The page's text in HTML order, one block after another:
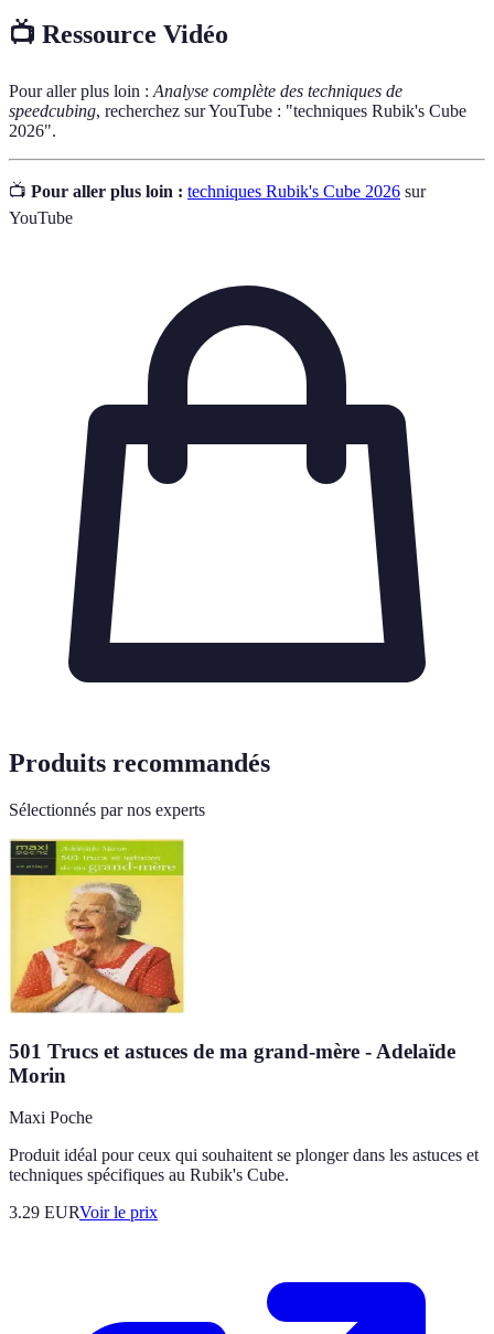
📺 Ressource Vidéo
Pour aller plus loin : Analyse complète des techniques de
speedcubing, recherchez sur YouTube : "techniques Rubik's Cube
2026".
📺 Pour aller plus loin : techniques Rubik's Cube 2026 sur
YouTube
Produits recommandés
Sélectionnés par nos experts
501 Trucs et astuces de ma grand-mère - Adelaïde
Morin
Maxi Poche
Produit idéal pour ceux qui souhaitent se plonger dans les astuces et
techniques spécifiques au Rubik's Cube.
3.29 EURVoir le prix